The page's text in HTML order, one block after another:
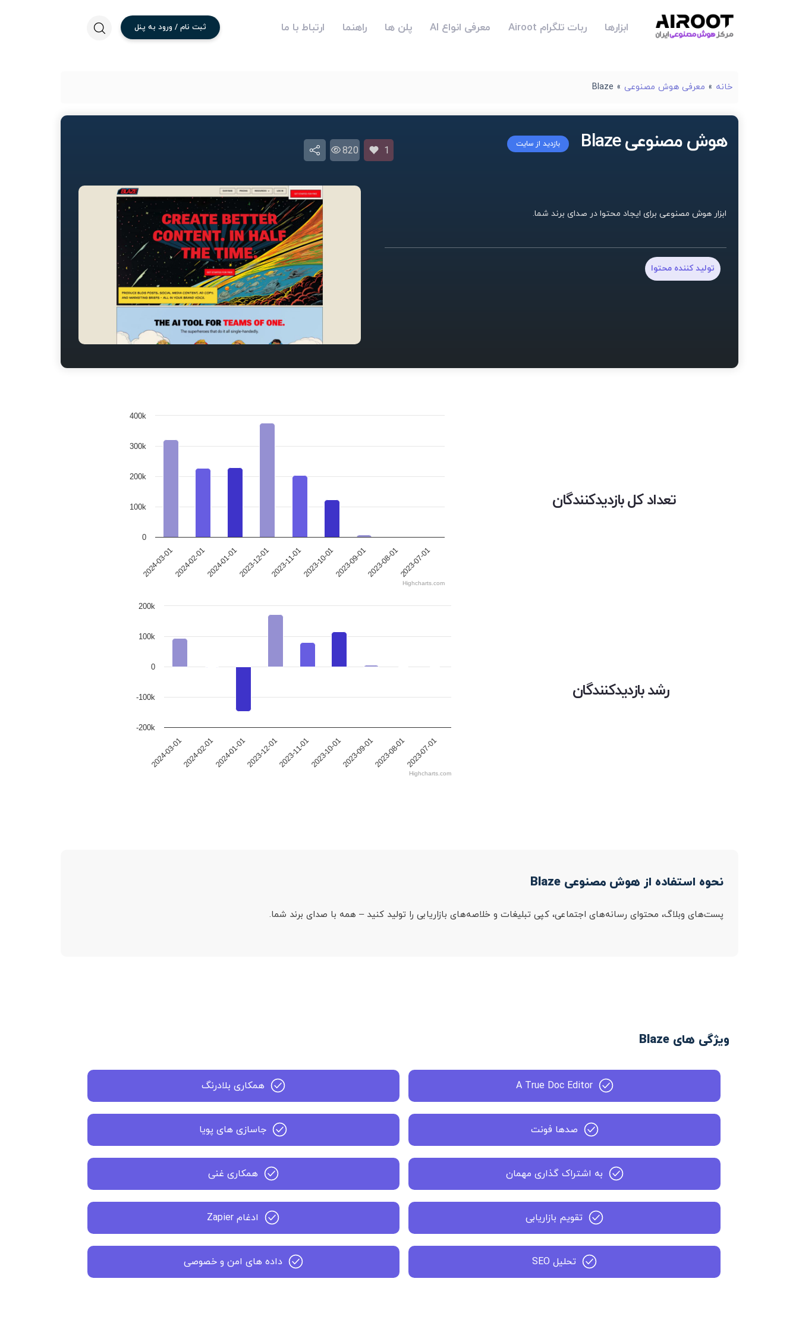
ابزارها ربات تلگرام Airoot معرفی انواع AI پلن ها راهنما ارتباط با ما ثبت نام / ورود به پنل
خانه » معرفی هوش مصنوعی »
Blaze
هوش مصنوعی Blaze بازدید از سایت
1
820
ابزار هوش مصنوعی برای ایجاد محتوا در صدای برند شما.
تولید کننده محتوا
تعداد کل بازدیدکنندگان
2024-03-012024-02-012024-01-012023-12-012023-11-012023-10-012023-09-012023-08-012023-07-01
0
100k
200k
300k
400k
Highcharts.com
رشد بازدیدکنندگان
2024-03-012024-02-012024-01-012023-12-012023-11-012023-10-012023-09-012023-08-012023-07-01
-200k
-100k
0
100k
200k
Highcharts.com
نحوه استفاده از هوش مصنوعی Blaze
پست‌های وبلاگ، محتوای رسانه‌های اجتماعی، کپی تبلیغات و خلاصه‌های بازاریابی را تولید کنید – همه با صدای برند شما.
ویژگی های Blaze
A True Doc Editor همکاری بلادرنگ
صدها فونت جاسازی های پویا
به اشتراک گذاری مهمان همکاری غنی
تقویم بازاریابی ادغام Zapier
تحلیل SEO داده های امن و خصوصی